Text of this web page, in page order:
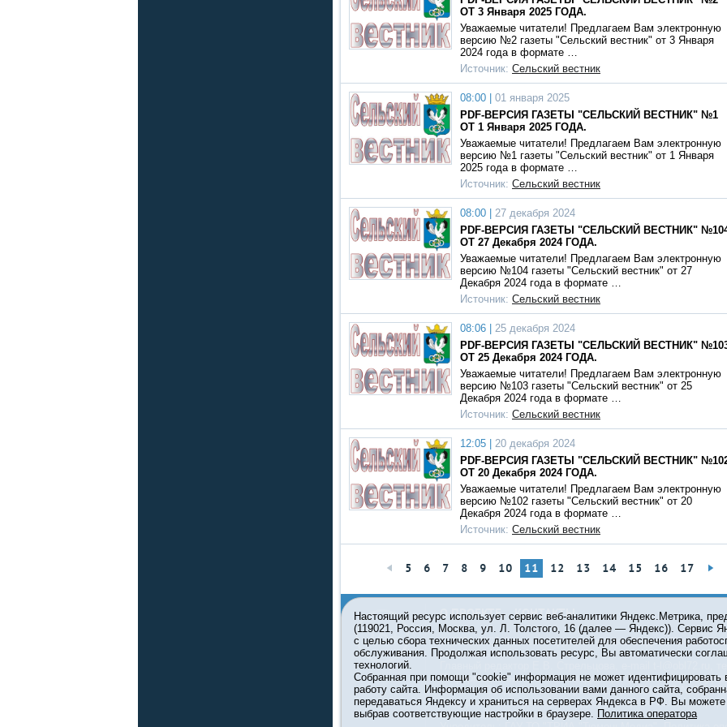
ОТ 3 Января 2025 ГОДА.
Уважаемые читатели! Предлагаем Вам электронную
версию №2 газеты "Сельский вестник" от 3 Января
2024 года в формате …
Источник: Сельский вестник
08:00 |
01 января 2025
PDF-ВЕРСИЯ ГАЗЕТЫ "СЕЛЬСКИЙ ВЕСТНИК" №1
ОТ 1 Января 2025 ГОДА.
Уважаемые читатели! Предлагаем Вам электронную
версию №1 газеты "Сельский вестник" от 1 Января
2025 года в формате …
Источник: Сельский вестник
08:00 |
27 декабря 2024
PDF-ВЕРСИЯ ГАЗЕТЫ "СЕЛЬСКИЙ ВЕСТНИК"
ОТ 27 Декабря 2024 ГОДА.
Уважаемые читатели! Предлагаем Вам электронную
версию №104 газеты "Сельский вестник" от 27
Декабря 2024 года в формате …
Источник: Сельский вестник
08:06 |
25 декабря 2024
PDF-ВЕРСИЯ ГАЗЕТЫ "СЕЛЬСКИЙ ВЕСТНИК"
ОТ 25 Декабря 2024 ГОДА.
Уважаемые читатели! Предлагаем Вам электронную
версию №103 газеты "Сельский вестник" от 25
Декабря 2024 года в формате …
Источник: Сельский вестник
12:05 |
20 декабря 2024
PDF-ВЕРСИЯ ГАЗЕТЫ "СЕЛЬСКИЙ ВЕСТНИК"
ОТ 20 Декабря 2024 ГОДА.
Уважаемые читатели! Предлагаем Вам электронную
версию №102 газеты "Сельский вестник" от 20
Декабря 2024 года в формате …
Источник: Сельский вестник
5 6 7 8 9 10 11 12 13 14 15 16 17
О ПРОЕКТЕ КОНТАКТЫ
© 2001-2026 Сетевое издание Тюмень Медиа. При
обязательна.
Информационная лента выходит при финансовой
области. Свидетельство о регистрации СМИ ЭЛ №ФС 77-
Федеральной службой по надзору в сфере связи,
коммуникаций (Роскомнадзор).
Настоящий ресурс использует сервис веб-аналитики Яндекс.Метрика,
(119021, Россия, Москва, ул. Л. Толстого, 16 (далее — Яндекс)). Сервис
с целью сбора технических данных посетителей для обеспечения
обслуживания. Продолжая использовать ресурс, Вы автоматически
технологий.
Собранная при помощи "cookie" информация не может
работу сайта. Информация об использовании вами данного сайта,
передаваться Яндексу и храниться на серверах Яндекса в РФ. Вы можете
выбрав соответствующие настройки в браузере. Политика оператора